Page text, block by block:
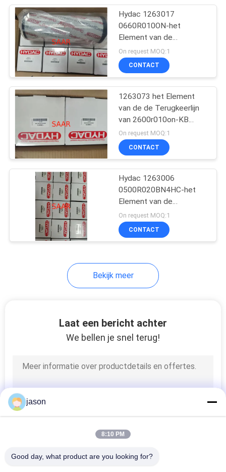
filterelement
De Hydraulische
Pompen van
Parkerdenison
industriële
De Hydraulische
Pomp van
Eatonvickers
242
Hydac 1263017
0660R010ON-het
Element van de
Terugkeerlijn
On request MOQ:1
CONTACT
1263073 het Element
van de de Terugkeerlijn
van 2600r010on-KB
Hydac
On request MOQ:1
CONTACT
Hydac 1263006
0500R020BN4HC-het
Element van de
Terugkeerlijn
On request MOQ:1
CONTACT
Bekijk meer
Laat een bericht achter
We bellen je snel terug!
jason
8:10 PM
Good day, what product are you looking for?